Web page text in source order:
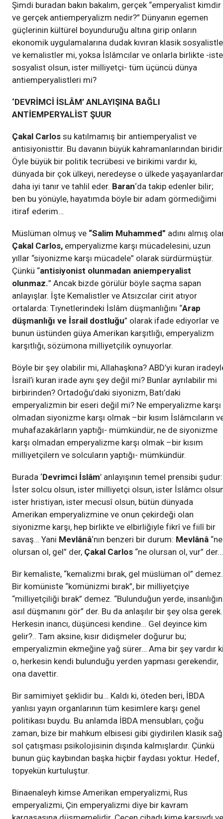
Şimdi buradan bakın bakalım, gerçek “emperyalist kimdir
ve gerçek antiemperyalizm nedir?” Dünyanın egemen
güçlerinin kültürel boyunduruğu altına girip onların
ekonomik uygulamalarına dudak kıvıran klasik
ve kemalistler mi, yoksa İslâmcılar ve onlarla birlikte -
sosyalist olsun, ister milliyetçi- tüm üçüncü dünya
antiemperyalistleri mi?
‘DEVRİMCİ İSLÂM’ ANLAYIŞINA BAĞLI
ANTİEMPERYALİST ŞUUR
Çakal Carlos su katılmamış bir antiemperyalist ve
antisiyonisttir. Bu davanın büyük kahramanlarından
Öyle büyük bir politik tecrübesi ve birikimi vardır ki,
dünyada bir çok ülkeyi, neredeyse o ülkede
daha iyi tanır ve tahlil eder. Baran‘da takip edenler bilir;
ben bu yönüyle, hayatımda böyle bir adam görmediğimi
itiraf ederim…
Müslüman olmuş ve “Salim Muhammed” adını almış
Çakal Carlos, emperyalizme karşı mücadelesini, uzun
yıllar “siyonizme karşı mücadele” olarak sürdürmüştür.
Çünkü “antisiyonist olunmadan aniemperyalist
olunmaz.” Ancak bizde görülür böyle saçma sapan
anlayışlar. İşte Kemalistler ve Atsızcılar cirit atıyor
ortalarda: Tıynetlerindeki İslâm düşmanlığını “Arap
düşmanlığı ve İsrail dostluğu” olarak ifade ediyorlar ve
bunun üstünden güya Amerikan karşıtlığı, emperyalizm
karşıtlığı, sözümona milliyetçilik oynuyorlar.
Böyle bir şey olabilir mi, Allahaşkına? ABD’yi kuran
İsrail’i kuran irade aynı şey değil mi? Bunlar ayrılabilir mi
birbirinden? Ortadoğu’daki siyonizm, Batı’daki
emperyalizmin bir eseri değil mi? Ne emperyalizme karşı
olmadan siyonizme karşı olmak –bir kısım İslâmcıların
muhafazakârların yaptığı- mümkündür, ne de siyonizme
karşı olmadan emperyalizme karşı olmak –bir kısım
milliyetçilern ve solcuların yaptığı- mümkündür.
Burada ‘Devrimci İslâm’ anlayışının temel prensibi şudur:
İster solcu olsun, ister milliyetçi olsun, ister İslâmcı
ister hristiyan, ister mecusî olsun, bütün dünyada
Amerikan emperyalizmine ve onun çekirdeği olan
siyonizme karşı, hep birlikte ve elbirliğiyle fikrî ve fiilî bir
savaş… Yani Mevlânâ‘nın benzeri bir durum: Mevlânâ “ne
olursan ol, gel” der, Çakal Carlos “ne olursan ol, vur” der…
Bir kemaliste, “kemalizmi bırak, gel müslüman ol” demez.
Bir komüniste “komünizmi bırak”, bir milliyetçiye
“milliyetçiliği bırak” demez. “Bulunduğun yerde, insanlığın
asıl düşmanını gör” der. Bu da anlaşılır bir şey olsa
Herkesin inancı, düşüncesi kendine… Gel deyince kim
gelir?.. Tam aksine, kısır didişmeler doğurur bu;
emperyalizmin ekmeğine yağ sürer… Ama bir şey vardır
o, herkesin kendi bulunduğu yerden yapması gerekendir,
ona davettir.
Bir samimiyet şeklidir bu… Kaldı ki, öteden beri, İBDA
yanlısı yayın organlarının tüm kesimlere karşı genel
politikası buydu. Bu anlamda İBDA mensubları, çoğu
zaman, bize bir mahkum elbisesi gibi giydirilen klasik
sol çatışması psikolojisinin dışında kalmışlardır. Çünkü
bunun güç kaybından başka hiçbir faydası yoktur. Hedef,
topyekün kurtuluştur.
Binaenaleyh kimse Amerikan emperyalizmi, Rus
emperyalizmi, Çin emperyalizmi diye bir kavram